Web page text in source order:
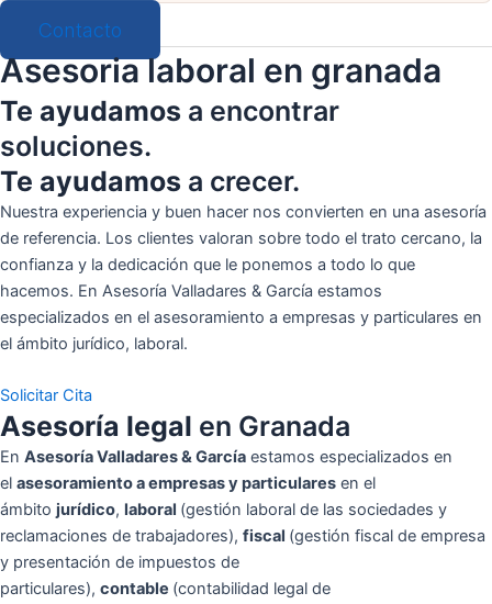
Contacto
Asesoria laboral en granada
Te ayudamos a encontrar
soluciones.
Te ayudamos a crecer.
Nuestra experiencia y buen hacer nos convierten en una asesoría
de referencia. Los clientes valoran sobre todo el trato cercano, la
confianza y la dedicación que le ponemos a todo lo que
hacemos. En Asesoría Valladares & García estamos
especializados en el asesoramiento a empresas y particulares en
el ámbito jurídico, laboral.
Solicitar Cita
Asesoría legal en Granada
En AsesoríaValladares & García estamos especializados en
el asesoramiento a empresas y particulares en el
ámbito jurídico, laboral (gestión laboral de las sociedades y
reclamaciones de trabajadores), fiscal (gestión fiscal de empresa
y presentación de impuestos de
particulares), contable (contabilidad legal de